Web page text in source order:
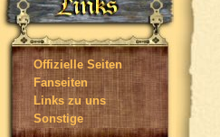
Offizielle Seiten
Fanseiten
Links zu uns
Sonstige